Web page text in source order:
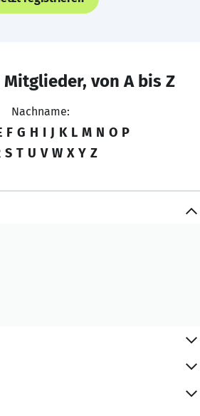
Mitglieder, von A bis Z
Nachname:
F G H I J K L M N O P
S T U V W X Y Z